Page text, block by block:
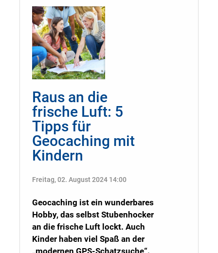
Raus an die
frische Luft: 5
Tipps für
Geocaching mit
Kindern
Freitag, 02. August 2024 14:00
Geocaching ist ein wunderbares
Hobby, das selbst Stubenhocker
an die frische Luft lockt. Auch
Kinder haben viel Spaß an der